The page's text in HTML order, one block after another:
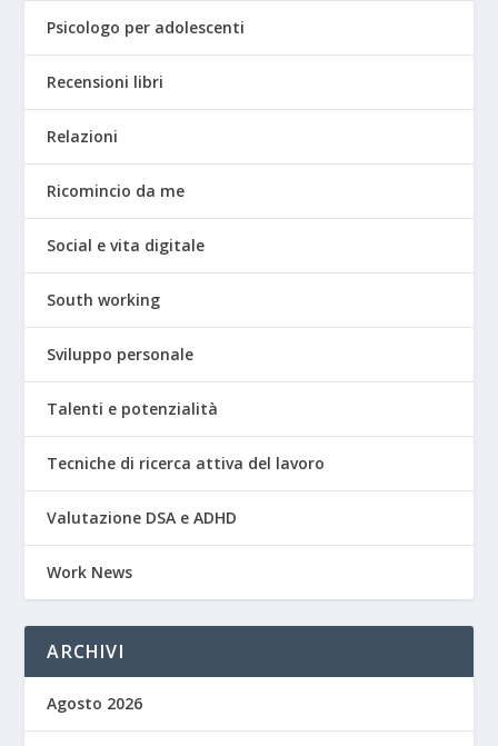
Psicologo per adolescenti
Recensioni libri
Relazioni
Ricomincio da me
Social e vita digitale
South working
Sviluppo personale
Talenti e potenzialità
Tecniche di ricerca attiva del lavoro
Valutazione DSA e ADHD
Work News
ARCHIVI
Agosto 2026